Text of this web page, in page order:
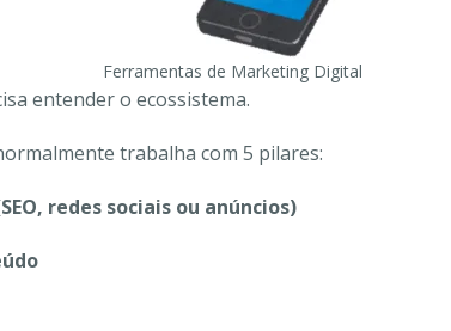
Ferramentas de Marketing Digital
entender o ecossistema.
trabalha com 5 pilares:
redes sociais ou anúncios)